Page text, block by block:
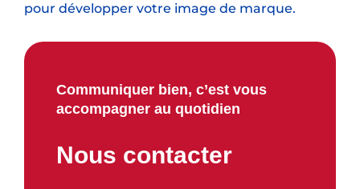
pour développer votre image de marque.
Communiquer bien, c’est vous
accompagner au quotidien
Nous contacter